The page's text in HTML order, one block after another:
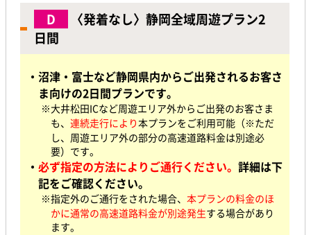
D
〈発着なし〉静岡全域周遊プラン2
日間
・沼津・富士など静岡県内からご出発されるお客さ
ま向けの2日間プランです。
※大井松田ICなど周遊エリア外からご出発のお客さま
も、 連続走行により本プランをご利用可能（※ただ
し、周遊エリア外の部分の高速道路料金は別途必
要）です。
・ 必ず指定の方法によりご通行ください。 詳細は下
記をご確認ください。
※指定外のご通行をされた場合、 本プランの料金のほ
かに通常の高速道路料金が別途発生する場合があり
ます。